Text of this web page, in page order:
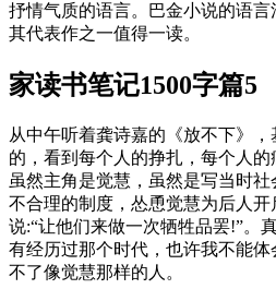
抒情气质的语言。巴金小说的语言
其代表作之一值得一读。
家读书笔记1500字篇5
从中午听着龚诗嘉的《放不下》
的，看到每个人的挣扎，每个人
虽然主角是觉慧，虽然是写当时
不合理的制度，怂恿觉慧为后人
说:“让他们来做一次牺牲品罢!”。
有经历过那个时代，也许我不能
不了像觉慧那样的人。